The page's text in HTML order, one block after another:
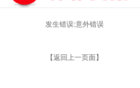
发生错误:意外错误
【返回上一页面】